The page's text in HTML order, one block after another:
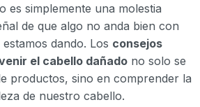
es simplemente una molestia
de que algo no anda bien con
dando. Los consejos
el cabello dañado no solo se
productos, sino en comprender la
de nuestro cabello.